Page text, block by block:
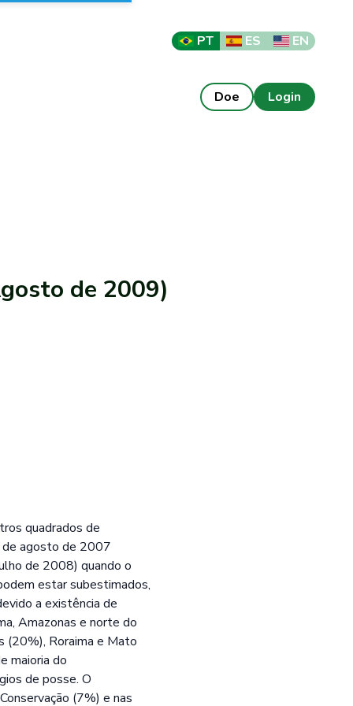
PT ES EN
Doe Login
de 2009)
quadrados de
de agosto de 2007
de 2008) quando o
estar subestimados,
a existência de
Amazonas e norte do
(20%), Roraima e Mato
maioria do
de posse. O
(7%) e nas